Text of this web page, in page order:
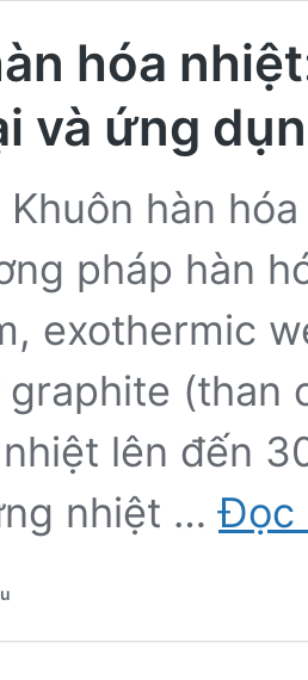
hóa
và ứng
Khuôn hàn
pháp hàn
exothermic
(than
lên đến
nhiệt …Đọc